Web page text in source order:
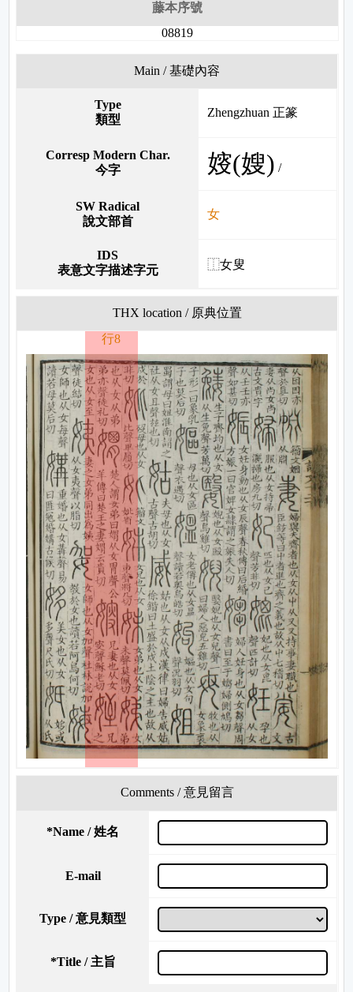
藤本序號
08819
Main / 基礎內容
Type
類型
Zhengzhuan 正篆
Corresp Modern Char.
今字
㛮(嫂) /
SW Radical
說文部首
女
IDS
表意文字描述字元
⿰女叟
THX location / 原典位置
行8
Comments / 意見留言
*Name / 姓名
E-mail
Type / 意見類型
*Title / 主旨